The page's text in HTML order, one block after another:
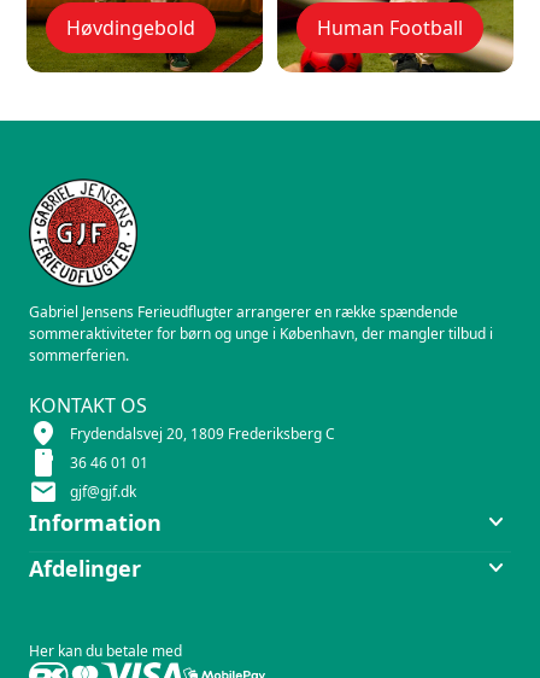
Høvdingebold Human Football
Gabriel Jensens Ferieudflugter arrangerer en række spændende
sommeraktiviteter for børn og unge i København, der mangler tilbud i
sommerferien.
KONTAKT OS
location_on Frydendalsvej 20, 1809 Frederiksberg C
smartphone 36 46 01 01
mail gjf@gjf.dk
Information keyboard_arrow_down
Afdelinger keyboard_arrow_down
Her kan du betale med